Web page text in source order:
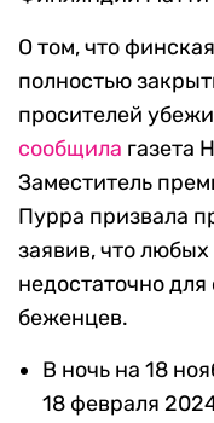
О том, что
полностью
просителей
сообщила газета
Заместитель
Пурра призвала
заявив, что
недостаточно
беженцев.
В ночь на 18
18 февраля